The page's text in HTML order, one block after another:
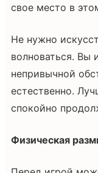
свое место в
Не нужно
волноваться. Вы
непривычной
естественно.
спокойно
Физическая